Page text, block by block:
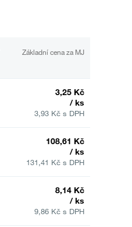
Základní cena za MJ
3,25 Kč
/ ks
3,93 Kč s DPH
108,61 Kč
/ ks
131,41 Kč s DPH
8,14 Kč
/ ks
9,86 Kč s DPH